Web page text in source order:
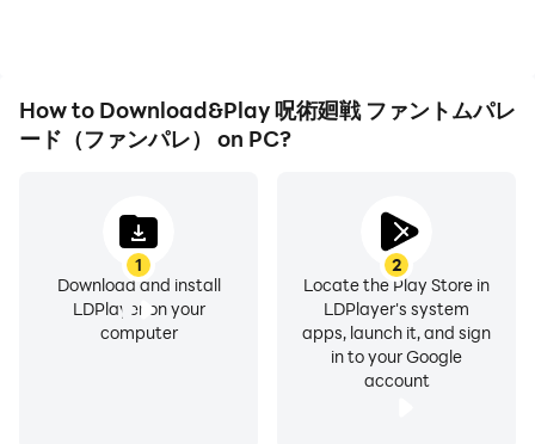
How to Download&Play 呪術廻戦 ファントムパレ
ード（ファンパレ） on PC?
1
Download and install
LDPlayer on your
computer
2
Locate the Play Store in
LDPlayer's system
apps, launch it, and sign
in to your Google
account